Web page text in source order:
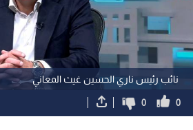
نائب رئيس ناري الحسين غيث المعاني
0
0